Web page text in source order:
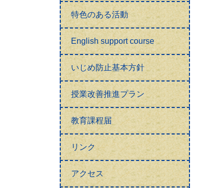
特色のある活動
English support course
いじめ防止基本方針
授業改善推進プラン
教育課程届
リンク
アクセス